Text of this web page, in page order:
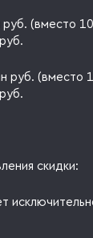
(вместо
руб. (вместо
скидки: